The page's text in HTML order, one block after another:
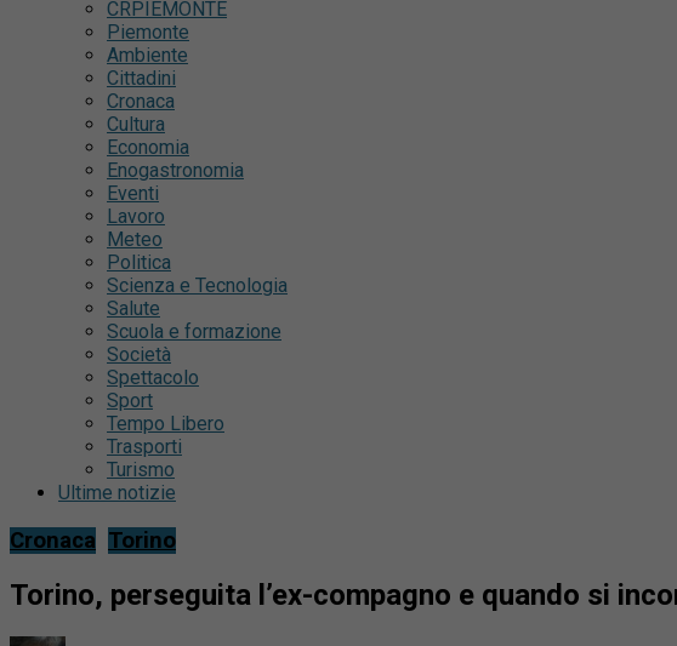
CRPIEMONTE
Piemonte
Ambiente
Cittadini
Cronaca
Cultura
Economia
Enogastronomia
Eventi
Lavoro
Meteo
Politica
Scienza e Tecnologia
Salute
Scuola e formazione
Società
Spettacolo
Sport
Tempo Libero
Trasporti
Turismo
Ultime notizie
Cronaca Torino
Torino, perseguita l’ex-compagno e quando si